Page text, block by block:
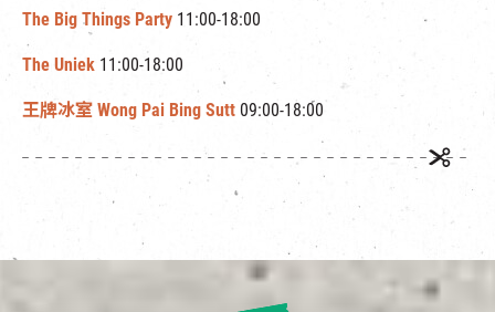
The Big Things Party 11:00-18:00
The Uniek 11:00-18:00
王牌冰室 Wong Pai Bing Sutt 09:00-18:00